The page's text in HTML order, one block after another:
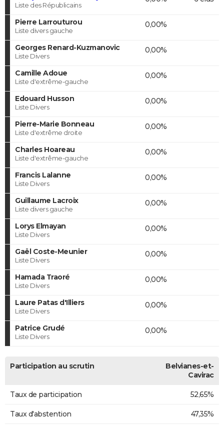
Liste des Républicains
Pierre Larrouturou
Liste divers gauche
0,00%
Georges Renard-Kuzmanovic
Liste Divers
0,00%
Camille Adoue
Liste d'extrême-gauche
0,00%
Edouard Husson
Liste Divers
0,00%
Pierre-Marie Bonneau
Liste d'extrême droite
0,00%
Charles Hoareau
Liste d'extrême-gauche
0,00%
Francis Lalanne
Liste Divers
0,00%
Guillaume Lacroix
Liste divers gauche
0,00%
Lorys Elmayan
Liste Divers
0,00%
Gaël Coste-Meunier
Liste Divers
0,00%
Hamada Traoré
Liste Divers
0,00%
Laure Patas d'Illiers
Liste Divers
0,00%
Patrice Grudé
Liste Divers
0,00%
Participation au scrutin
Belvianes-et-
Cavirac
Taux de participation 52,65%
Taux d'abstention 47,35%